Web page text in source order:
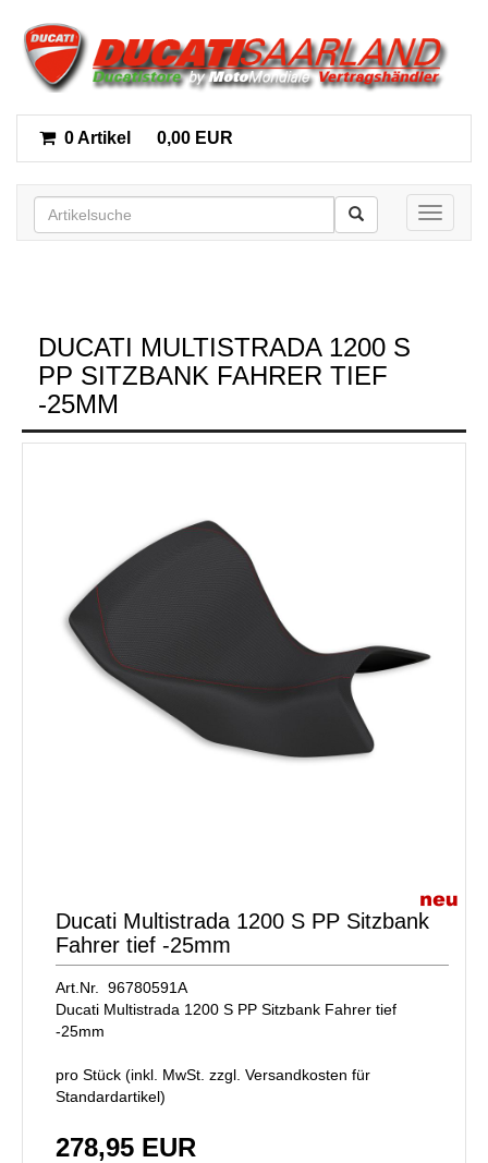
0 Artikel 0,00 EUR
Toggle
DUCATI MULTISTRADA 1200 S
PP SITZBANK FAHRER TIEF
-25MM
Ducati Multistrada 1200 S PP Sitzbank
Fahrer tief -25mm
Art.Nr. 96780591A
Ducati Multistrada 1200 S PP Sitzbank Fahrer tief
-25mm
pro Stück (inkl. MwSt. zzgl. Versandkosten für
Standardartikel)
278,95 EUR